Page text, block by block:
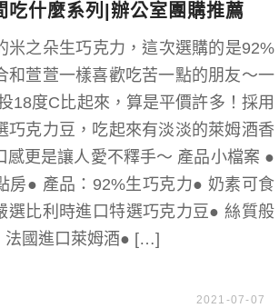
吃什麼系列|辦公室團購推薦
米之朵生巧克力，這次選購的是92%
和萱萱一樣喜歡吃苦一點的朋友～一
18度C比起來，算是平價許多！採用
巧克力豆，吃起來有淡淡的萊姆酒香
感更是讓人愛不釋手～ 產品小檔案 ●
房● 產品：92%生巧克力● 奶素可食
選比利時進口特選巧克力豆● 絲質般
法國進口萊姆酒● […]
2021-07-07